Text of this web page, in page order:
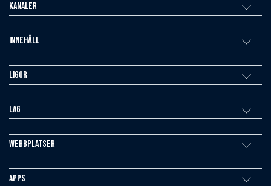
Kanaler
Innehåll
Ligor
Lag
Webbplatser
Apps